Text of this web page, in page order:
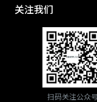
关注我们
扫码关注公众